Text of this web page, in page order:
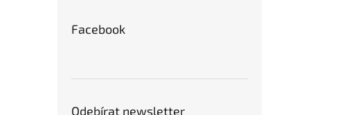
Facebook
Odebírat newsletter